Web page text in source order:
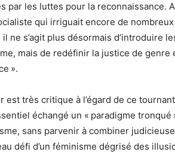
par les luttes pour la reconnaissance.
qui irriguait encore de
il ne s’agit plus désormais
mais de redéfinir la justice de
».
est très critique à l’égard de ce
échangé un « paradigme
sans parvenir à combiner
défi d’un féminisme dégrisé des